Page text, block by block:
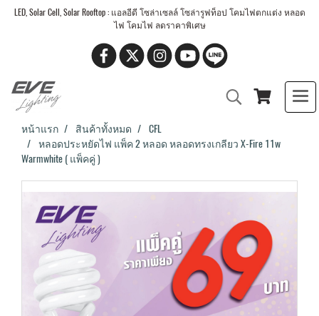
LED, Solar Cell, Solar Rooftop : แอลอีดี โซล่าเซลล์ โซล่ารูฟท็อป โคมไฟตกแต่ง หลอด
ไฟ โคมไฟ ลดราคาพิเศษ
หน้าแรก สินค้าทั้งหมด
CFL
หลอดประหยัดไฟ แพ็ค 2 หลอด หลอดทรงเกลียว X-Fire 11w
Warmwhite ( แพ็คคู่ )